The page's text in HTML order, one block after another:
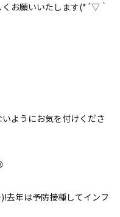
お願いいたします(*´▽｀
ようにお気を付けくださ
去年は予防接種してインフ